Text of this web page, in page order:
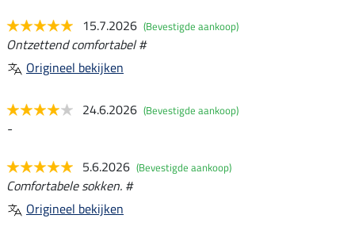
15.7.2026 (Bevestigde aankoop)
Ontzettend comfortabel #
Origineel bekijken
24.6.2026 (Bevestigde aankoop)
-
5.6.2026 (Bevestigde aankoop)
Comfortabele sokken. #
Origineel bekijken